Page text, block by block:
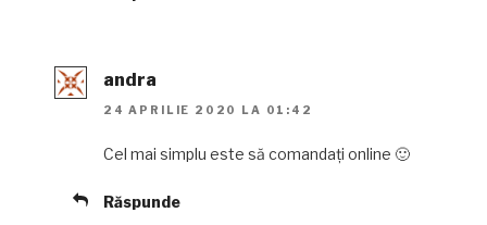
andra
24 APRILIE 2020 LA 01:42
Cel mai simplu este să comandați online 🙂
Răspunde